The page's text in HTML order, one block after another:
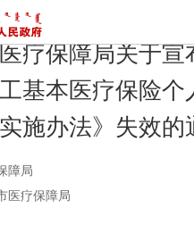
疗保障局关于宣
基本医疗保险个
实施办法》失效的
障局
医疗保障局